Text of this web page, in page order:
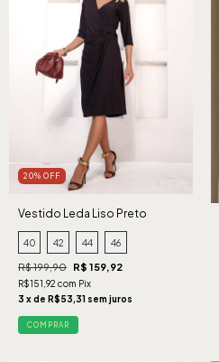
20% OFF
Vestido Leda Liso Preto
40 42 44 46
R$ 199,90 R$ 159,92
R$151,92 com Pix
3 x de R$53,31 sem juros
COMPRAR